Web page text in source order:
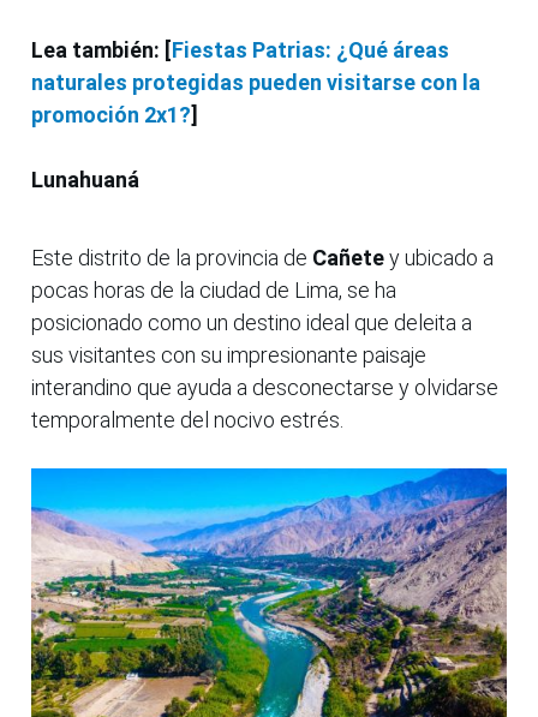
Lea también: [Fiestas Patrias: ¿Qué áreas
naturales protegidas pueden visitarse con la
promoción 2x1?]
Lunahuaná
Este distrito de la provincia de Cañetey ubicado a
pocas horas de la ciudad de Lima, se ha
posicionado como un destino ideal que deleita a
sus visitantes con su impresionante paisaje
interandino que ayuda a desconectarse y olvidarse
temporalmente del nocivo estrés.